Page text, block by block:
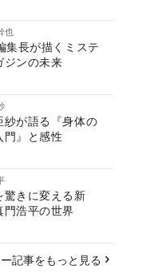
也
集長が描くミステ
ジンの未来
紗が語る『身体の
門』と感性
驚きに変える新
門浩平の世界
記事をもっと見る